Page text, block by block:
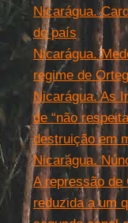
Nicarágua.
do país
Nicarágua.
regime de
Nicarágua. As
de “não
destruição em
Nicarágua.
A repressão
reduzida a um